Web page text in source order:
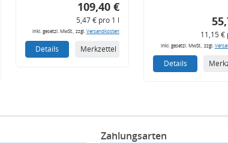
109,40 €
5,47 € pro 1 l
inkl. gesetzl. MwSt., zzgl. Versandkosten
Details Merkzettel
11,15 €
inkl. gesetzl. MwSt., zzgl.
Details
Zahlungsarten